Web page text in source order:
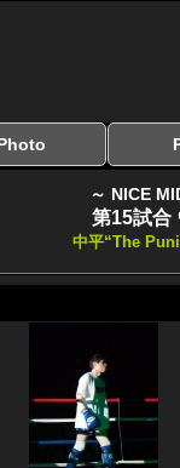
料金
お支払
～ NICE
第15試合
中平“The